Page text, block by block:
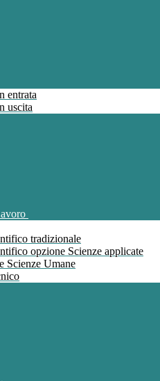
entrata
uscita
tradizionale
opzione Scienze applicate
Scienze Umane